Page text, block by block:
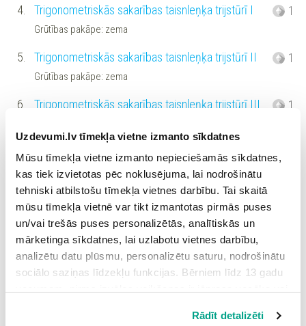
Uzdevumi.lv tīmekļa vietne izmanto sīkdatnes
Mūsu tīmekļa vietne izmanto nepieciešamās sīkdatnes,
kas tiek izvietotas pēc noklusējuma, lai nodrošinātu
tehniski atbilstošu tīmekļa vietnes darbību. Tai skaitā
mūsu tīmekļa vietnē var tikt izmantotas pirmās puses
un/vai trešās puses personalizētās, analītiskās un
mārketinga sīkdatnes, lai uzlabotu vietnes darbību,
analizētu datu plūsmu, personalizētu saturu, nodrošinātu
sociālo saziņas līdzekļu funkcijas. Bērniem līdz 13 gadu
Spiežot uz pogas “Apstiprināt visas”, Jūs piekrītat visām
Rādīt detalizēti
4. Trigonometriskās sakarības taisnleņķa trijstūrī I
Grūtības pakāpe: zema
1
5. Trigonometriskās sakarības taisnleņķa trijstūrī II
Grūtības pakāpe: zema
1
6. Trigonometriskās sakarības taisnleņķa trijstūrī III 1
7. Sinuss un kosinuss
Grūtības pakāpe: zema
8. Tangenss taisnleņķa trijstūrī
Grūtības pakāpe: zema
9. Katetes aprēķināšana (45 grādi)
Grūtības pakāpe: vidēja
10. Pieraksts malas aprēķināšanai 2